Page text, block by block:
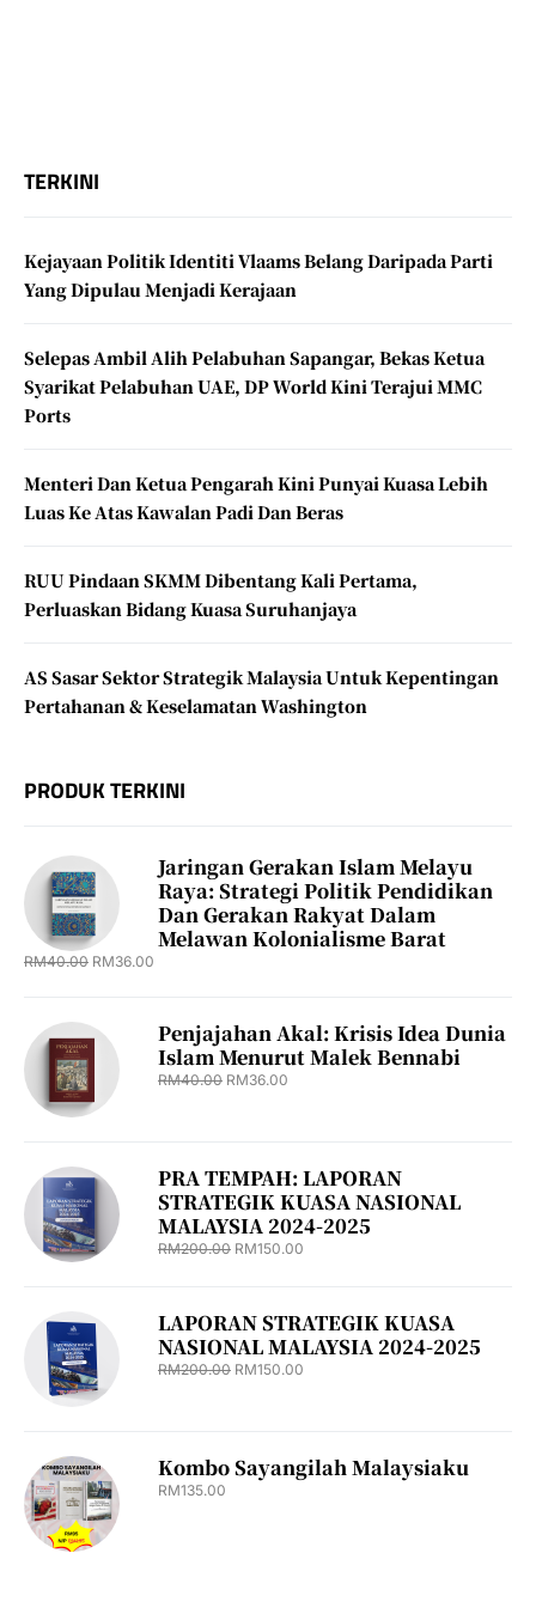
TERKINI
Kejayaan Politik Identiti Vlaams Belang Daripada Parti
Yang Dipulau Menjadi Kerajaan
Selepas Ambil Alih Pelabuhan Sapangar, Bekas Ketua
Syarikat Pelabuhan UAE, DP World Kini Terajui MMC
Ports
Menteri Dan Ketua Pengarah Kini Punyai Kuasa Lebih
Luas Ke Atas Kawalan Padi Dan Beras
RUU Pindaan SKMM Dibentang Kali Pertama,
Perluaskan Bidang Kuasa Suruhanjaya
AS Sasar Sektor Strategik Malaysia Untuk Kepentingan
Pertahanan & Keselamatan Washington
PRODUK TERKINI
Jaringan Gerakan Islam Melayu
Raya: Strategi Politik Pendidikan
Dan Gerakan Rakyat Dalam
Melawan Kolonialisme Barat
RM40.00 RM36.00
Penjajahan Akal: Krisis Idea Dunia
Islam Menurut Malek Bennabi
RM40.00 RM36.00
PRA TEMPAH: LAPORAN
STRATEGIK KUASA NASIONAL
MALAYSIA 2024-2025
RM200.00 RM150.00
LAPORAN STRATEGIK KUASA
NASIONAL MALAYSIA 2024-2025
RM200.00 RM150.00
Kombo Sayangilah Malaysiaku
RM135.00